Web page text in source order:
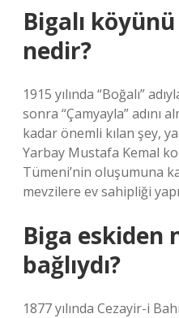
Bigalı
nedir?
1915 yılında “Boğalı”
sonra “Çamyayla” adını
kadar önemli kılan şey,
Yarbay Mustafa Kemal
Tümeni’nin oluşumuna
mevzilere ev sahipliği
Biga eskiden
bağlıydı?
1877 yılında Cezayir-i